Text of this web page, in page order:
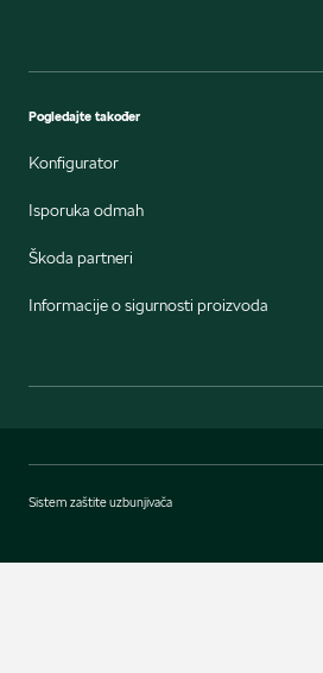
Pogledajte također
Konfigurator
Isporuka odmah
Škoda partneri
Informacije o sigurnosti proizvoda
Sistem zaštite uzbunjivača